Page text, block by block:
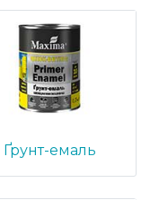
Ґрунт-емаль